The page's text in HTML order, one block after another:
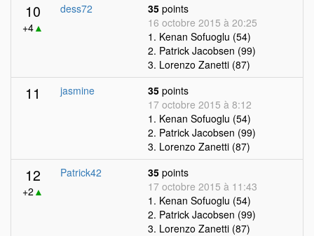
10
+4▲
dess72 35 points
16 octobre 2015 à 20:25
1. Kenan Sofuoglu (54)
2. Patrick Jacobsen (99)
3. Lorenzo Zanetti (87)
11 jasmine 35 points
17 octobre 2015 à 8:12
1. Kenan Sofuoglu (54)
2. Patrick Jacobsen (99)
3. Lorenzo Zanetti (87)
12
+2 ▲
Patrick42 35 points
17 octobre 2015 à 11:43
1. Kenan Sofuoglu (54)
2. Patrick Jacobsen (99)
3. Lorenzo Zanetti (87)